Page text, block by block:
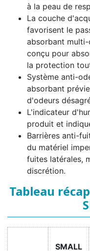
à la peau de
La couche
favorisent le
absorbant
conçu pour
la protection
Système anti-
absorbant
d'odeurs
L'indicateur
produit et
Barrières anti-
du matériel
fuites latérales,
discrétion.
Tableau
SMALL